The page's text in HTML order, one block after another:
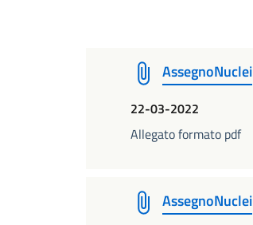
AssegnoNuclei
22-03-2022
Allegato formato pdf
AssegnoNuclei